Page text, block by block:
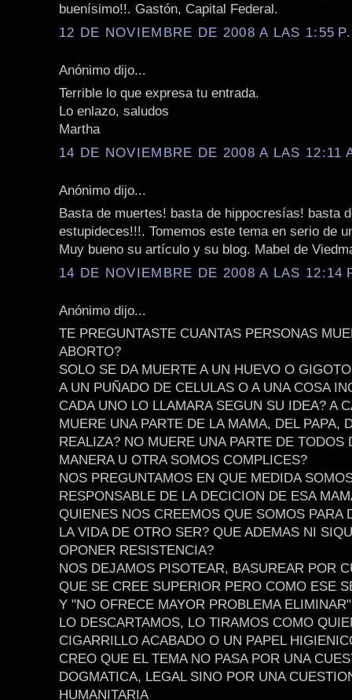
buenísimo!!. Gastón, Capital Federal.
12 DE NOVIEMBRE DE 2008 A LAS 1:55
Anónimo dijo...
Terrible lo que expresa tu entrada.
Lo enlazo, saludos
Martha
14 DE NOVIEMBRE DE 2008 A LAS 12:11
Anónimo dijo...
Basta de muertes! basta de hippocresías! basta
estupideces!!!. Tomemos este tema en serio de
Muy bueno su artículo y su blog. Mabel de
14 DE NOVIEMBRE DE 2008 A LAS 12:14
Anónimo dijo...
TE PREGUNTASTE CUANTAS PERSONAS
ABORTO?
SOLO SE DA MUERTE A UN HUEVO O
A UN PUÑADO DE CELULAS O A UNA COSA
CADA UNO LO LLAMARA SEGUN SU IDEA? A
MUERE UNA PARTE DE LA MAMA, DEL PAPA,
REALIZA? NO MUERE UNA PARTE DE TODOS
MANERA U OTRA SOMOS COMPLICES?
NOS PREGUNTAMOS EN QUE MEDIDA
RESPONSABLE DE LA DECICION DE ESA
QUIENES NOS CREEMOS QUE SOMOS PARA
LA VIDA DE OTRO SER? QUE ADEMAS NI
OPONER RESISTENCIA?
NOS DEJAMOS PISOTEAR, BASUREAR POR
QUE SE CREE SUPERIOR PERO COMO ESE
Y "NO OFRECE MAYOR PROBLEMA
LO DESCARTAMOS, LO TIRAMOS COMO
CIGARRILLO ACABADO O UN PAPEL
CREO QUE EL TEMA NO PASA POR UNA
DOGMATICA, LEGAL SINO POR UNA
HUMANITARIA